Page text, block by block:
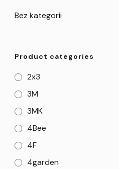
Bez kategorii
Product categories
2x3
3M
3MK
4Bee
4F
4garden